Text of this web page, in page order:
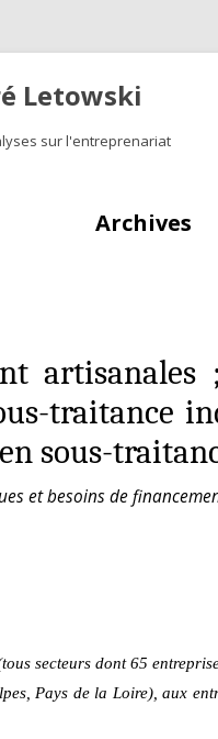
Letowski
sur l'entreprenariat
Archives
traitance
sous-
et besoins de
secteurs dont 65
Pays de la Loire), aux